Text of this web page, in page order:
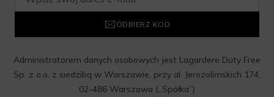
ODBIERZ KOD
Administratorem danych osobowych jest Lagardere Duty Free
Sp. z o.o. z siedzibą w Warszawie, przy al. Jerozolimskich 174,
02-486 Warszawa („Spółka”)